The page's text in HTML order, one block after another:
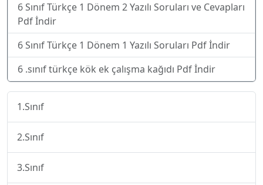
6 Sınıf Türkçe 1 Dönem 2 Yazılı Soruları ve Cevapları
Pdf İndir
6 Sınıf Türkçe 1 Dönem 1 Yazılı Soruları Pdf İndir
6 .sınıf türkçe kök ek çalışma kağıdı Pdf İndir
1.Sınıf
2.Sınıf
3.Sınıf